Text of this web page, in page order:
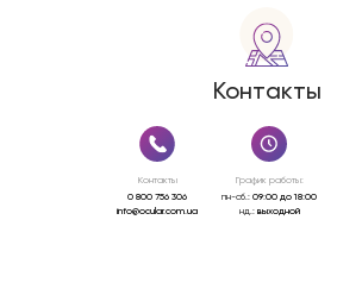
Контакты
Контакты
0 800 756 306
info@ocular.com.ua
График работы:
пн-сб.: 09:00 до 18:00
нд.: выходной